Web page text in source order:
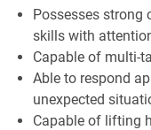
Possesses
skills with
Capable of multi-
Able to respond
unexpected
Capable of lifting